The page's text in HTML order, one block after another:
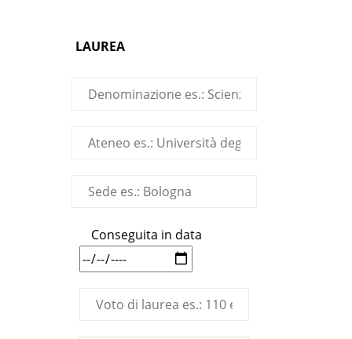
LAUREA
Conseguita in data